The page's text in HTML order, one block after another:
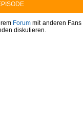
Forum mit anderen
diskutieren.